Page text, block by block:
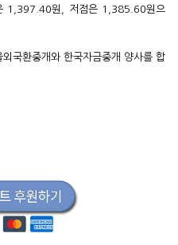
1,397.40원, 저점은 1,385.60원으
국환중개와 한국자금중개 양사를 합